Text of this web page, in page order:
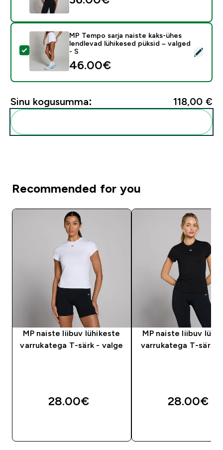
Vali see toode - MP Tempo sarja naiste kaks-ühes
MP Tempo sarja naiste kaks-ühes
lendlevad lühikesed püksid – valged
- S
46.00€‎
Sinu kogusumma: 118,00 €‎
Recommended for you
MP naiste liibuv lühikeste
varrukatega T-särk - valge
28.00€‎
MP naiste liibuv
varrukatega T-särk -
28.00€‎